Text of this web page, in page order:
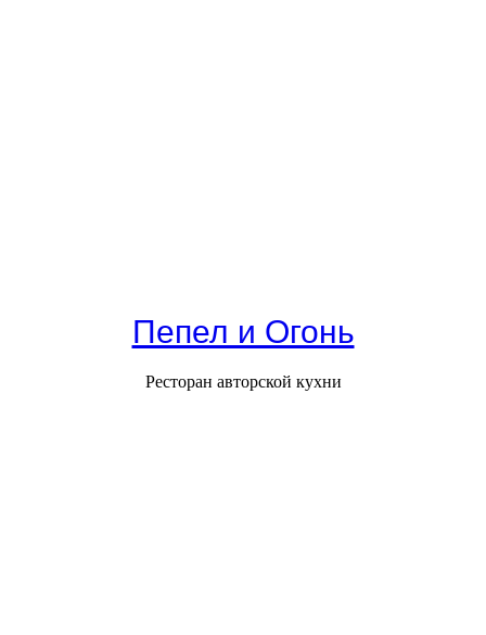
Пепел и Огонь
Ресторан авторской кухни